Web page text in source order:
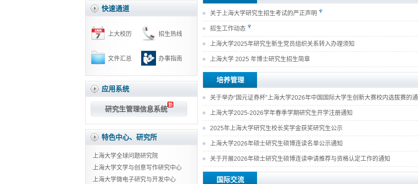
快速通道
上大校历 招生热线
文件汇总 办事指南
应用系统
研究生管理信息系统
特色中心、研究所
上海大学全球问题研究院
上海大学文学与创意写作研究中心
上海大学微电子研究与开发中心
关于上海大学研究生招生考试的严正声明
招生工作动态
上海大学2025年研究生新生党员组织关系转入办理须知
上海大学 2025 年博士研究生招生简章
培养管理
关于举办“国元证券杯”上海大学2026年中国国际大学生创新大赛校内选拔赛的通
知
上海大学2025-2026学年春季学期研究生开学注册通知
2025年上海大学研究生校长奖学金获奖研究生公示
上海大学2026年硕士研究生硕博连读名单公示通知
关于开展2026年硕士研究生硕博连读申请推荐与资格认定工作的通知
国际交流